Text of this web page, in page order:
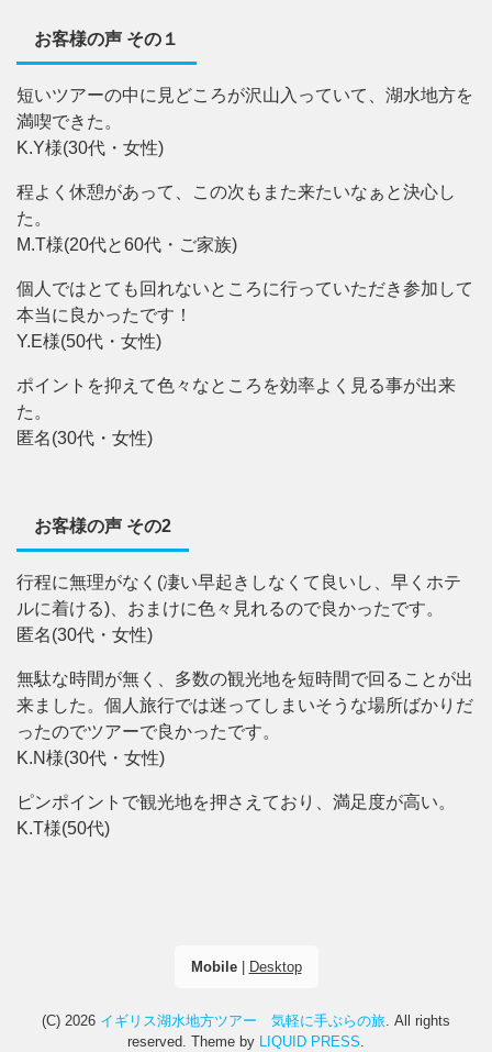
お客様の声 その１
短いツアーの中に見どころが沢山入っていて、湖水地方を
満喫できた。
K.Y様(30代・女性)
程よく休憩があって、この次もまた来たいなぁと決心し
た。
M.T様(20代と60代・ご家族)
個人ではとても回れないところに行っていただき参加して
本当に良かったです！
Y.E様(50代・女性)
ポイントを抑えて色々なところを効率よく見る事が出来
た。
匿名(30代・女性)
お客様の声 その2
行程に無理がなく(凄い早起きしなくて良いし、早くホテ
ルに着ける)、おまけに色々見れるので良かったです。
匿名(30代・女性)
無駄な時間が無く、多数の観光地を短時間で回ることが出
来ました。個人旅行では迷ってしまいそうな場所ばかりだ
ったのでツアーで良かったです。
K.N様(30代・女性)
ピンポイントで観光地を押さえており、満足度が高い。
K.T様(50代)
Mobile| Desktop
(C) 2026 イギリス湖水地方ツアー 気軽に手ぶらの旅 . All rights
reserved. Theme by LIQUID PRESS